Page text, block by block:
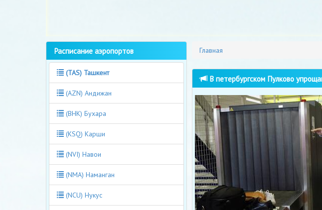
Главная
В петербургском Пулково
Расписание аэропортов
(TAS) Ташкент
(AZN) Андижан
(BHK) Бухара
(KSQ) Карши
(NVI) Навои
(NMA) Наманган
(NCU) Нукус